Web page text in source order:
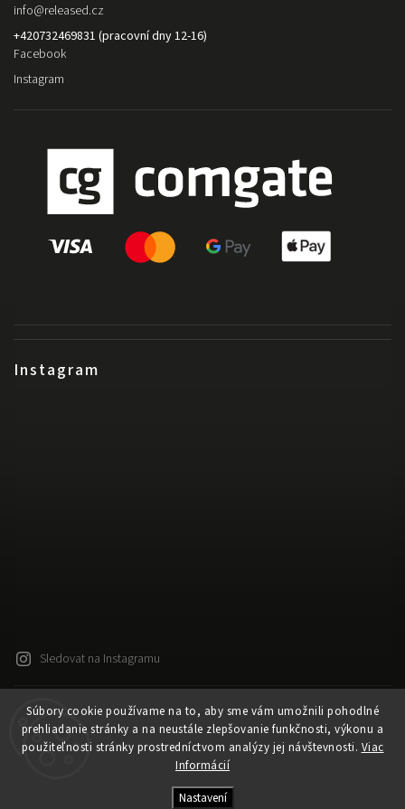
Súbory cookie používame na to, aby sme vám umožnili pohodlné
prehliadanie stránky a na neustále zlepšovanie funkčnosti, výkonu a
použiteľnosti stránky prostredníctvom analýzy jej návštevnosti. Viac
Informácií
Nastavení
Instagram
Sledovat na Instagramu
info@released.cz
+420732469831 (pracovní dny 12-16)
Facebook
Instagram
Vytvořil Shoptet
Copyright 2026Released. Všechna práva vyhrazena.
Upravit nastavení cookies
Shoptet| Design